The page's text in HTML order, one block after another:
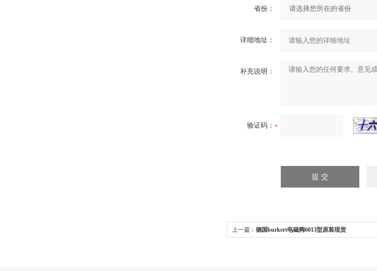
省份：
详细地址：
补充说明：
验证码：
上一篇： 德国burkert电磁阀6013型原装现货